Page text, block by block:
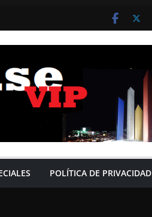
POLÍTICA DE PRIVACIDAD